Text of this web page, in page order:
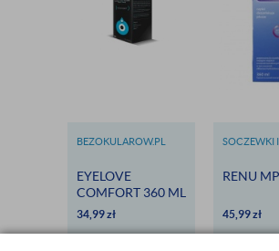
BEZOKULAROW.PL
EYELOVE
COMFORT 360 ML
- DARMOWA
34,99zł
SOCZEWKI
RENU
45,99zł